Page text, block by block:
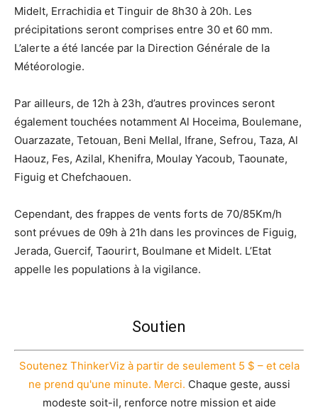
Midelt, Errachidia et Tinguir de 8h30 à 20h. Les
précipitations seront comprises entre 30 et 60 mm.
L’alerte a été lancée par la Direction Générale de la
Météorologie.
Par ailleurs, de 12h à 23h, d’autres provinces seront
également touchées notamment Al Hoceima, Boulemane,
Ouarzazate, Tetouan, Beni Mellal, Ifrane, Sefrou, Taza, Al
Haouz, Fes, Azilal, Khenifra, Moulay Yacoub, Taounate,
Figuig et Chefchaouen.
Cependant, des frappes de vents forts de 70/85Km/h
sont prévues de 09h à 21h dans les provinces de Figuig,
Jerada, Guercif, Taourirt, Boulmane et Midelt. L’Etat
appelle les populations à la vigilance.
Soutien
Soutenez ThinkerViz à partir de seulement 5 $ – et cela
ne prend qu'une minute. Merci. Chaque geste, aussi
modeste soit-il, renforce notre mission et aide